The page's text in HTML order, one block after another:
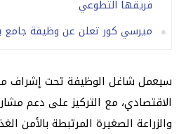
فريقها التطوعي
ميرسي كور تعلن عن وظيفة جامع
سيعمل شاغل الوظيفة تحت إشراف
الاقتصادي، مع التركيز على دعم
والزراعة الصغيرة المرتبطة بالأمن